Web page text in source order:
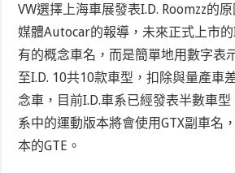
VW選擇上海車展發表I.D. Roomzz的
媒體Autocar的報導，未來正式上市
有的概念車名，而是簡單地用數字表
至I.D. 10共10款車型，扣除與量產車
念車，目前I.D.車系已經發表半數車
系中的運動版本將會使用GTX副車名
本的GTE。